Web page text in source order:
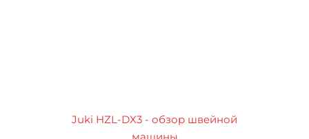
Juki HZL-DX3 - обзор швейной